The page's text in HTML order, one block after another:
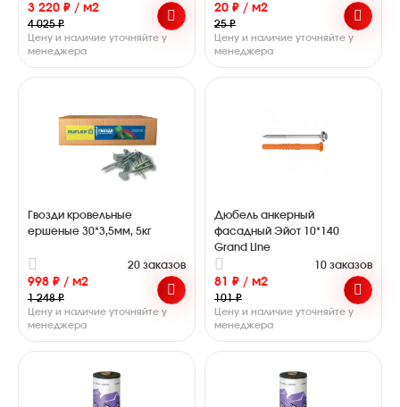
3 220 ₽ / м2
4 025 ₽
Цену и наличие уточняйте у
менеджера
20 ₽ / м2
25 ₽
Цену и наличие уточняйте у
менеджера
Гвозди кровельные
ершеные 30*3,5мм, 5кг
20 заказов
998 ₽ / м2
1 248 ₽
Цену и наличие уточняйте у
менеджера
Дюбель анкерный
фасадный Эйот 10*140
Grand Line
10 заказов
81 ₽ / м2
101 ₽
Цену и наличие уточняйте у
менеджера